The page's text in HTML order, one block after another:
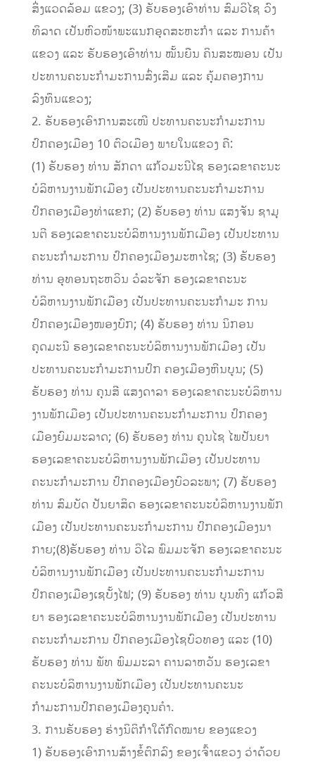
ສິ່ງແວດລ້ອມ ແຂວງ; (3) ຮັບຮອງເອົາທ່ານ ສົມວິໄຊ ວົງ
ທິລາດ ເປັນຫົວໜ້າພະແນກອຸດສະຫະກຳ ແລະ ການຄ້າ
ແຂວງ ແລະ ຮັບຮອງເອົາທ່ານ ໝັ້ນຍືນ ຄິນສະໝອນ ເປັນ
ປະທານຄະນະກຳມະການສົ່ງເສີມ ແລະ ຄຸ້ມຄອງການ
ລົງທຶນແຂວງ;
2. ຮັບຮອງເອົາການສະເໜີ ປະທານຄະນະກຳມະການ
ປົກຄອງເມືອງ 10 ຕົວເມືອງ ພາຍໃນແຂວງ ຄື:
(1) ຮັບຮອງ ທ່ານ ສັກດາ ແກ້ວມະນີໄຊ ຮອງເລຂາຄະນະ
ບໍລິຫານງານພັກເມືອງ ເປັນປະທານຄະນະກຳມະການ
ປົກຄອງເມືອງທ່າແຂກ; (2) ຮັບຮອງ ທ່ານ ແສງຈັນ ຊາມຸ
ນຕີ ຮອງເລຂາຄະນະບໍລິຫານງານພັກເມືອງ ເປັນປະທານ
ຄະນະກຳມະການ ປົກຄອງເມືອງມະຫາໄຊ; (3) ຮັບຮອງ
ທ່ານ ອຸທອນຖະຫວິນ ວໍລະຈັກ ຮອງເລຂາຄະນະ
ບໍລິຫານງານພັກເມືອງ ເປັນປະທານຄະນະກຳມະ ການ
ປົກຄອງເມືອງໜອງບົກ; (4) ຮັບຮອງ ທ່ານ ນິກອນ
ຄຸດມະນີ ຮອງເລຂາຄະນະບໍລິຫານງານພັກເມືອງ ເປັນ
ປະທານຄະນະກຳມະການປົກ ຄອງເມືອງຫີນບູນ; (5)
ຮັບຮອງ ທ່ານ ຄຸນສີ ແສງດາລາ ຮອງເລຂາຄະນະບໍລິຫານ
ງານພັກເມືອງ ເປັນປະທານຄະນະກຳມະການ ປົກຄອງ
ເມືອງຍົມມະລາດ; (6) ຮັບຮອງ ທ່ານ ຄູນໄຊ ໄພປັນຍາ
ຮອງເລຂາຄະນະບໍລິຫານງານພັກເມືອງ ເປັນປະທານ
ຄະນະກຳມະການ ປົກຄອງເມືອງບົວລະພາ; (7) ຮັບຮອງ
ທ່ານ ສົມບັດ ປັນຍາສິດ ຮອງເລຂາຄະນະບໍລິຫານງານພັກ
ເມືອງ ເປັນປະທານຄະນະກຳມະການ ປົກຄອງເມືອງນາ
ກາຍ;(8)ຮັບຮອງ ທ່ານ ວິໄລ ພົມມະຈັກ ຮອງເລຂາຄະນະ
ບໍລິຫານງານພັກເມືອງ ເປັນປະທານຄະນະກຳມະການ
ປົກຄອງເມືອງເຊບັ້ງໄຟ; (9) ຮັບຮອງ ທ່ານ ບຸນທົງ ແກ້ວສີ
ຍາ ຮອງເລຂາຄະນະບໍລິຫານງານພັກເມືອງ ເປັນປະທານ
ຄະນະກຳມະການ ປົກຄອງເມືອງໄຊບົວທອງ ແລະ (10)
ຮັບຮອງ ທ່ານ ພັທ ພົມມະລາ ຄານລາຫວັນ ຮອງເລຂາ
ຄະນະບໍລິຫານງານພັກເມືອງ ເປັນປະທານຄະນະ
ກຳມະການປົກຄອງເມືອງຄູນຄໍາ.
3. ການຮັບຮອງ ຮ່າງນິຕິກໍາໃຕ້ກົດໝາຍ ຂອງແຂວງ
1) ຮັບຮອງເອົາການສ້າງຂໍ້ຕົກລົງ ຂອງເຈົ້າແຂວງ ວ່າດ້ວຍ